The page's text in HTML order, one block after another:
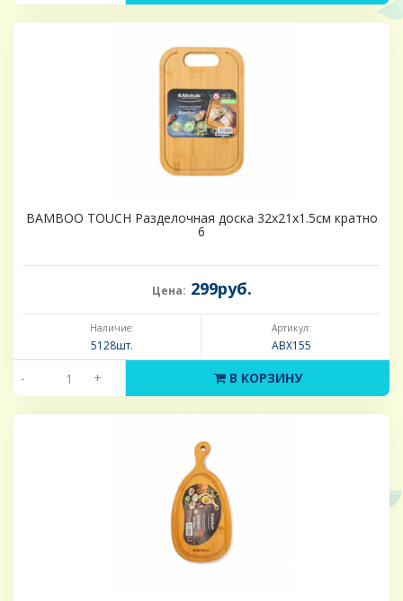
BAMBOO TOUCH Разделочная доска 32х21х1.5см кратно
6
Цена: 299руб.
Наличие:
5128шт.
Артикул:
ABX155
- + В КОРЗИНУ